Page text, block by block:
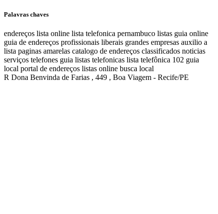
Palavras chaves
endereços lista online lista telefonica pernambuco listas guia online
guia de endereços profissionais liberais grandes empresas auxilio a
lista paginas amarelas catalogo de endereços classificados noticias
serviços telefones guia listas telefonicas lista telefônica 102 guia
local portal de endereços listas online busca local
R Dona Benvinda de Farias , 449 , Boa Viagem - Recife/PE